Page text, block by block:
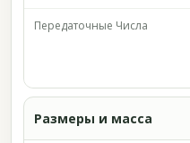
Передаточные Числа
Размеры и масса